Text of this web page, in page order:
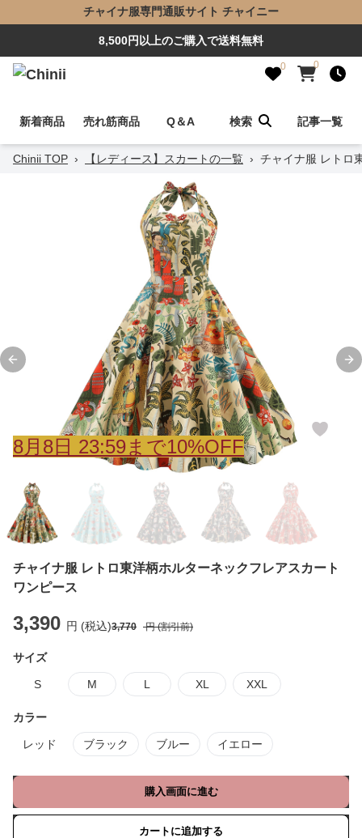
チャイナ服専門通販サイト チャイニー
8,500円以上のご購入で送料無料
0 0
新着商品 売れ筋商品 Q＆A 検索 記事一覧
Chinii TOP › 【レディース】スカートの一覧 › チャイナ服 レトロ
Previous slide
8月 8日 23:59まで10%OFF
チャイナ服 レトロ東洋柄ホルターネックフレアスカート
ワンピース
3,390 円 (税込)3,770 円 (割引前)
サイズ
S M L XL XXL
カラー
レッド ブラック ブルー イエロー
購入画面に進む
カートに追加する